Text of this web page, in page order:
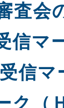
査会
マ
信マ
（